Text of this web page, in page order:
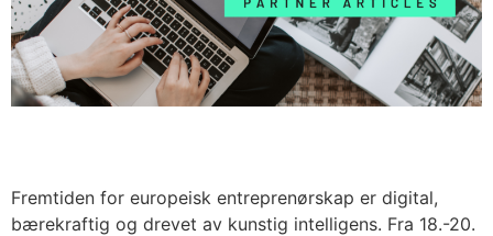
Fremtiden for europeisk entreprenørskap er digital,
bærekraftig og drevet av kunstig intelligens. Fra 18.-20.